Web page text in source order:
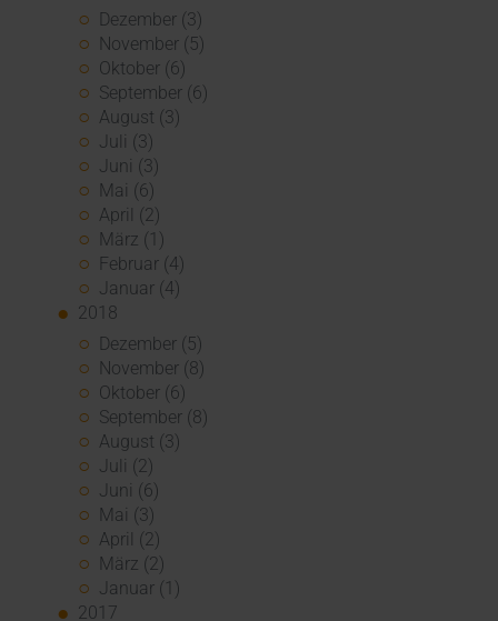
Dezember (3)
November (5)
Oktober (6)
September (6)
August (3)
Juli (3)
Juni (3)
Mai (6)
April (2)
März (1)
Februar (4)
Januar (4)
2018
Dezember (5)
November (8)
Oktober (6)
September (8)
August (3)
Juli (2)
Juni (6)
Mai (3)
April (2)
März (2)
Januar (1)
2017